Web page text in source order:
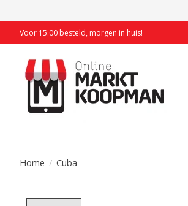
Voor 15:00 besteld, morgen in huis!
Home / Cuba